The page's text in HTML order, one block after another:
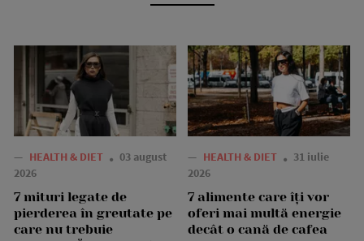
— HEALTH & DIET
03 august
2026
7 mituri legate de
pierderea în greutate pe
care nu trebuie
— HEALTH & DIET
31 iulie
2026
7 alimente care îți vor
oferi mai multă energie
decât o cană de cafea